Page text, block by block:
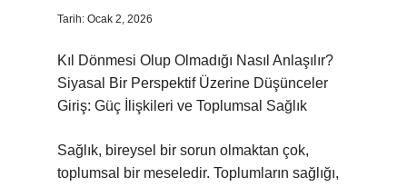
Tarih: Ocak 2, 2026
Kıl Dönmesi Olup Olmadığı Nasıl Anlaşılır?
Siyasal Bir Perspektif Üzerine Düşünceler
Giriş: Güç İlişkileri ve Toplumsal Sağlık
Sağlık, bireysel bir sorun olmaktan çok,
toplumsal bir meseledir. Toplumların sağlığı,